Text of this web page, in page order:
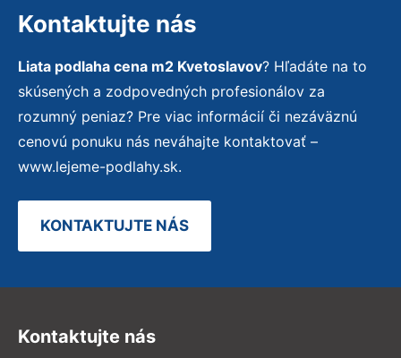
Kontaktujte nás
Liata podlaha cena m2 Kvetoslavov? Hľadáte na to
skúsených a zodpovedných profesionálov za
rozumný peniaz? Pre viac informácií či nezáväznú
cenovú ponuku nás neváhajte kontaktovať –
www.lejeme-podlahy.sk.
KONTAKTUJTE NÁS
Kontaktujte nás